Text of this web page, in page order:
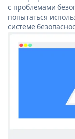
с проблемами
попытаться
системе